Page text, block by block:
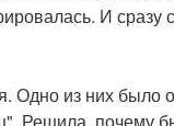
И
Одно из них было